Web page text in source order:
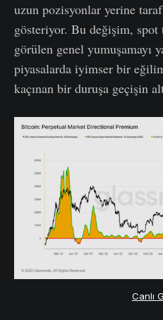
uzun pozisyonlar yerine
gösteriyor. Bu değişim,
görülen genel yumuşamayı
piyasalarda iyimser bir
kaçınan bir duruşa geçişin
Canlı